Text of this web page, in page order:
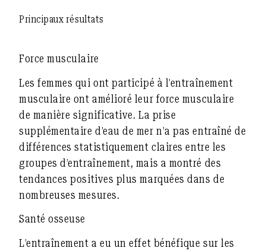
Principaux résultats
Force musculaire
Les femmes qui ont participé à l’entraînement
musculaire ont amélioré leur force musculaire
de manière significative. La prise
supplémentaire d’eau de mer n’a pas entraîné de
différences statistiquement claires entre les
groupes d’entraînement, mais a montré des
tendances positives plus marquées dans de
nombreuses mesures.
Santé osseuse
L’entraînement a eu un effet bénéfique sur les